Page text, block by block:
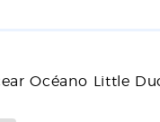
Océano Little